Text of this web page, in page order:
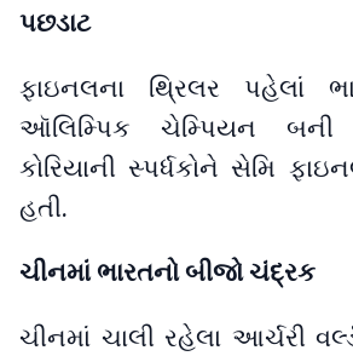
પછડાટ
ફાઇનલના થ્રિલર પહેલાં
ઑલિમ્પિક ચેમ્પિયન
કોરિયાની સ્પર્ધકોને સેમિ
હતી.
ચીનમાં ભારતનો બીજો ચંદ્રક
ચીનમાં ચાલી રહેલા આર્ચરી